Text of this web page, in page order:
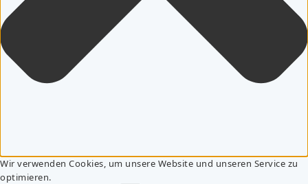
Wir verwenden Cookies, um unsere Website und unseren Service zu
optimieren.